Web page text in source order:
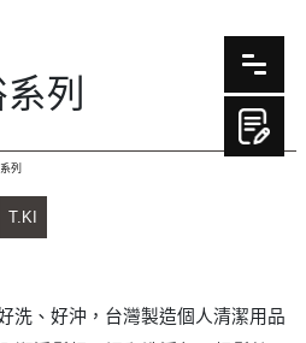
列
列
T.KI
洗、好沖，台灣製造個人清潔用品